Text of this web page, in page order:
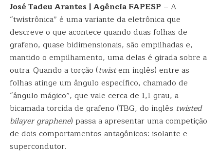
José Tadeu Arantes | Agência FAPESP – A
“twistrônica” é uma variante da eletrônica que
descreve o que acontece quando duas folhas de
grafeno, quase bidimensionais, são empilhadas e,
mantido o empilhamento, uma delas é girada sobre a
outra. Quando a torção (twistem inglês) entre as
folhas atinge um ângulo específico, chamado de
“ângulo mágico”, que vale cerca de 1,1 grau, a
bicamada torcida de grafeno (TBG, do inglês twisted
bilayer graphene) passa a apresentar uma competição
de dois comportamentos antagônicos: isolante e
supercondutor.